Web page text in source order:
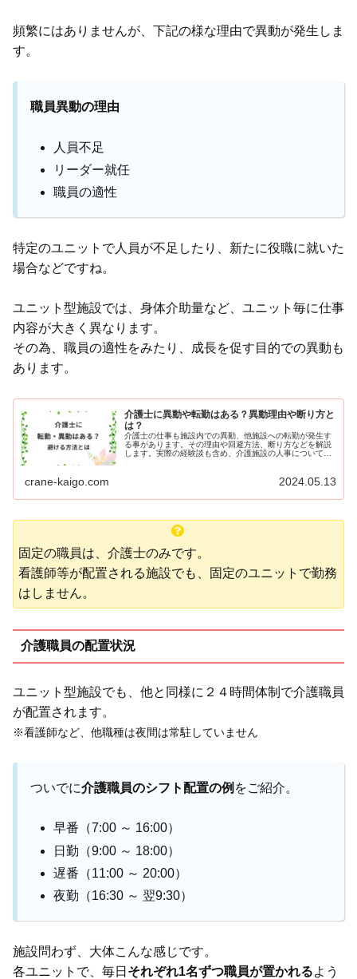
頻繁にはありませんが、下記の様な理由で異動が発生しま
す。
職員異動の理由
人員不足
リーダー就任
職員の適性
特定のユニットで人員が不足したり、新たに役職に就いた
場合などですね。
ユニット型施設では、身体介助量など、ユニット毎に仕事
内容が大きく異なります。
その為、職員の適性をみたり、成長を促す目的での異動も
あります。
介護士に異動や転勤はある？異動理由や断り方と
は？
介護士の仕事も施設内での異動、他施設への転勤が発生す
る事があります。その理由や回避方法、断り方などを解説
します。実際の経験談も含め、介護施設の人事についてご
crane-kaigo.com 2024.05.13
固定の職員は、介護士のみです。
看護師等が配置される施設でも、固定のユニットで勤務
はしません。
介護職員の配置状況
ユニット型施設でも、他と同様に２４時間体制で介護職員
が配置されます。
※看護師など、他職種は夜間は常駐していません
ついでに介護職員のシフト配置の例 をご紹介。
早番（7:00 ～ 16:00）
日勤（9:00 ～ 18:00）
遅番（11:00 ～ 20:00）
夜勤（16:30 ～ 翌9:30）
施設問わず、大体こんな感じです。
各ユニットで、毎日 それぞれ1名ずつ職員が置かれるよう